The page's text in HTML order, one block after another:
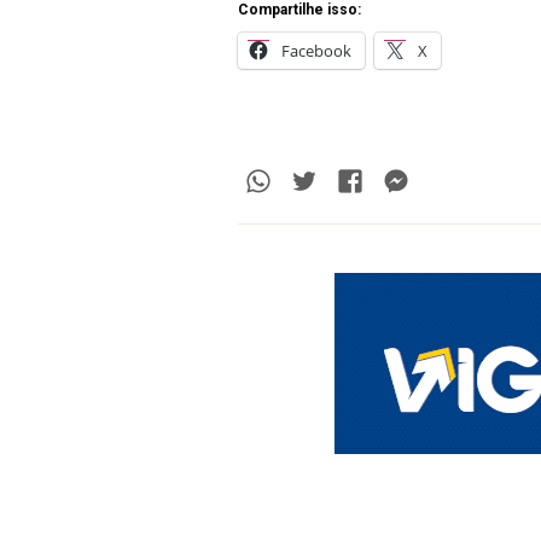
Compartilhe isso:
Facebook X
Whatsapp
TwitterFacebook